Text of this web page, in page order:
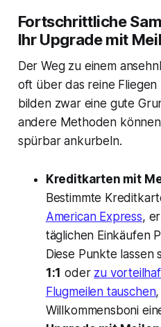
Fortschrittliche
Ihr Upgrade mit
Der Weg zu einem
oft über das reine Fliegen
bilden zwar eine gute
andere Methoden
spürbar ankurbeln.
Kreditkarten mit
Bestimmte
American Express,
täglichen Einkäufen
Diese Punkte lassen
1:1 oder zu
Flugmeilen tauschen
Willkommensboni